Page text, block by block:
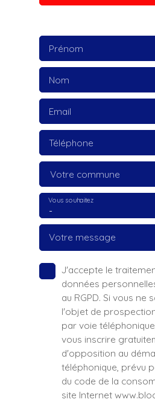
Prénom
Nom
Email
Téléphone
Votre commune
-
Vous souhaitez
Votre message
J'accepte le
données
au RGPD. Si vous ne
l'objet de
par voie
vous inscrire
d'opposition au
téléphonique, prévu
du code de la
site Internet